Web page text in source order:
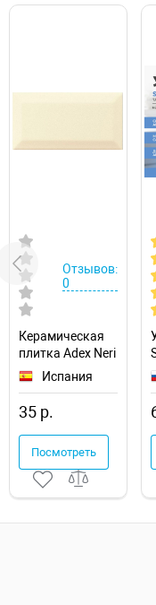
Отзывов:
0
Керамическая
плитка Adex Neri
Biselado PB
ADNE2018
настенная
Испания
35 р.
Посмотреть